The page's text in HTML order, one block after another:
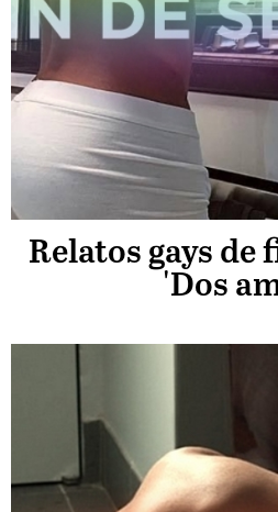
Relatos gays de
'Dos